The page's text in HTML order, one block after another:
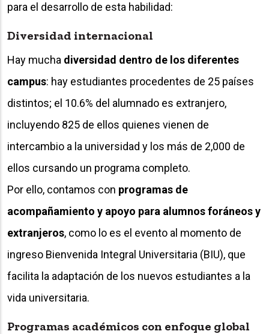
para el desarrollo de esta habilidad:
Diversidad internacional
Hay mucha diversidad dentro de los diferentes
campus: hay estudiantes procedentes de 25 países
distintos; el 10.6% del alumnado es extranjero,
incluyendo 825 de ellos quienes vienen de
intercambio a la universidad y los más de 2,000 de
ellos cursando un programa completo.
Por ello, contamos con programas de
acompañamiento y apoyo para alumnos foráneos y
extranjeros, como lo es el evento al momento de
ingreso Bienvenida Integral Universitaria (BIU), que
facilita la adaptación de los nuevos estudiantes a la
vida universitaria.
Programas académicos con enfoque global